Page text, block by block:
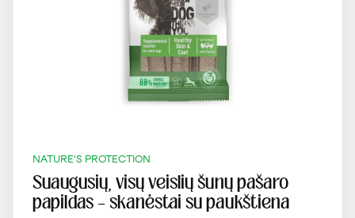
NATURE'S PROTECTION
Suaugusių, visų veislių šunų pašaro
papildas – skanėstai su paukštiena